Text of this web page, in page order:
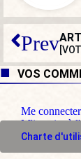
Prev
VOS
Me connecter
M'inscrire à
Charte